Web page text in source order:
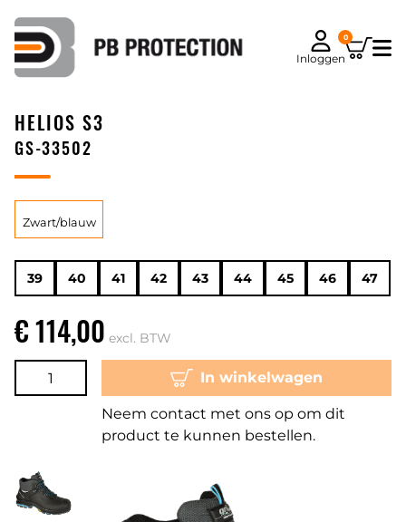
Inloggen
0
HELIOS S3
GS-33502
Zwart/blauw
39 40 41 42 43 44 45 46 47
€ 114,00 excl. BTW
In winkelwagen
Neem contact met ons op om dit
product te kunnen bestellen.